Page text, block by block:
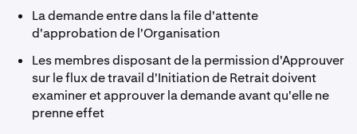
La demande entre dans la file d'attente
d'approbation de l'Organisation
Les membres disposant de la permission d'Approuver
sur le flux de travail d'Initiation de Retrait doivent
examiner et approuver la demande avant qu'elle ne
prenne effet